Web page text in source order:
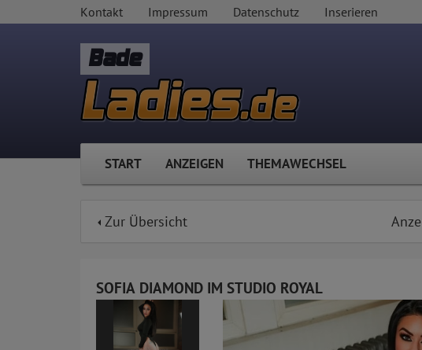
Kontakt Impressum Datenschutz Inserieren
Bade
START ANZEIGEN THEMAWECHSEL
Zur Übersicht
SOFIA DIAMOND IM STUDIO ROYAL